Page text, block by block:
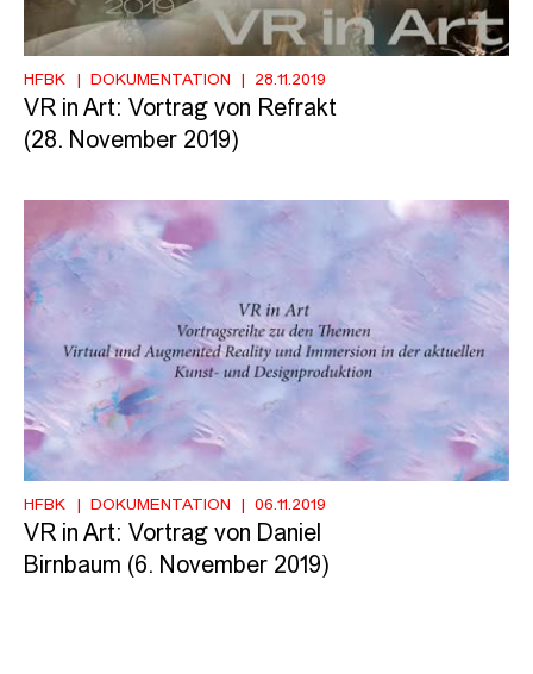
HFBK DOKUMENTATION 28.11.2019
VR in Art: Vortrag von Refrakt
(28. November 2019)
HFBK DOKUMENTATION 06.11.2019
VR in Art: Vortrag von Daniel
Birnbaum (6. November 2019)